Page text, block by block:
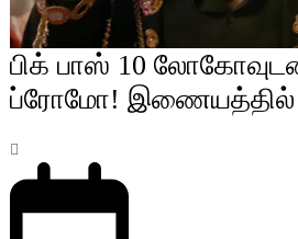
பிக் பாஸ் 10
ப்ரோமோ! இணையத்தில்